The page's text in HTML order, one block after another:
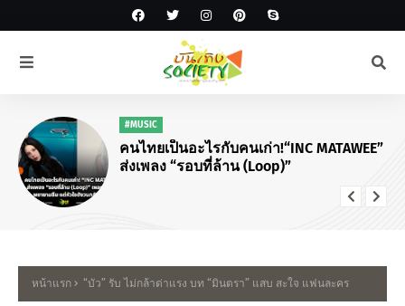
#MUSIC
คนไทยเป็นอะไรกับคนเก่า!“INC MATAWEE”
ส่งเพลง “รอบที่ล้าน (Loop)”
หน้าแรก “บัว” รับ ไม่กล้าด่าแรง บท “มินตรา” แสบ สะใจ แฟนละคร